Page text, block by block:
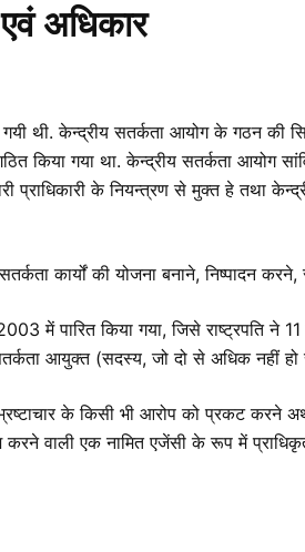
अधिकार
थी. केन्द्रीय सतर्कता आयोग के गठन की
किया गया था. केन्द्रीय सतर्कता आयोग
प्राधिकारी के नियन्त्रण से मुक्त हे तथा
कार्यों की योजना बनाने, निष्पादन
में पारित किया गया, जिसे राष्ट्रपति ने
आयुक्त (सदस्य, जो दो से अधिक नहीं
के किसी भी आरोप को प्रकट करने
करने वाली एक नामित एजेंसी के रूप में